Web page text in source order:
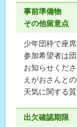
事前準備物
その他留意点
少年団枠で座
参加希望者は
お知らせくださ
えがおさんと
天気に関する
出欠確認期限